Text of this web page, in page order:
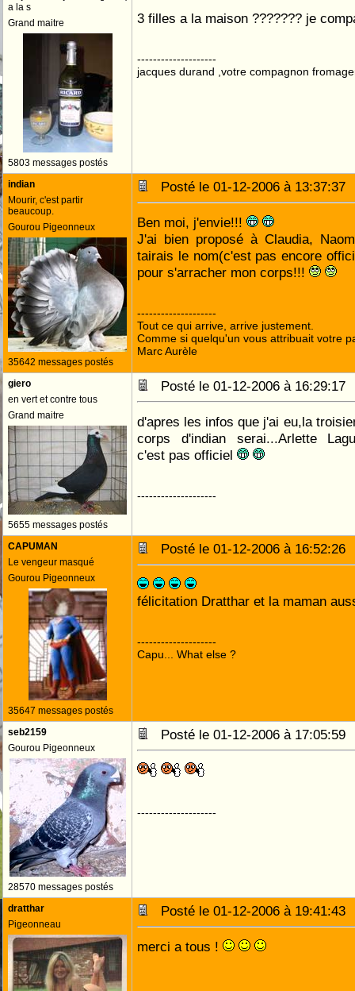
a la s
Grand maitre
5803 messages postés
3 filles a la maison ??????? je
--------------------
jacques durand ,votre compagnon
indian
Mourir, c'est partir
beaucoup.
Gourou Pigeonneux
35642 messages postés
Posté le 01-12-2006 à
Ben moi, j'envie!!!
J'ai bien proposé à Claudia,
tairais le nom(c'est pas encore
pour s'arracher mon corps!!!
--------------------
Tout ce qui arrive, arrive justement.
Comme si quelqu'un vous attribuait votre
Marc Aurèle
giero
en vert et contre tous
Grand maitre
5655 messages postés
Posté le 01-12-2006 à
d'apres les infos que j'ai eu,la
corps d'indian serai...Arlette
c'est pas officiel
--------------------
CAPUMAN
Le vengeur masqué
Gourou Pigeonneux
35647 messages postés
Posté le 01-12-2006 à
félicitation Dratthar et la maman
--------------------
Capu... What else ?
seb2159
Gourou Pigeonneux
28570 messages postés
Posté le 01-12-2006 à
--------------------
dratthar
Pigeonneau
Posté le 01-12-2006 à
merci a tous !